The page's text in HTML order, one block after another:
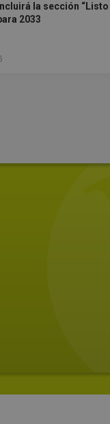
la sección
2033